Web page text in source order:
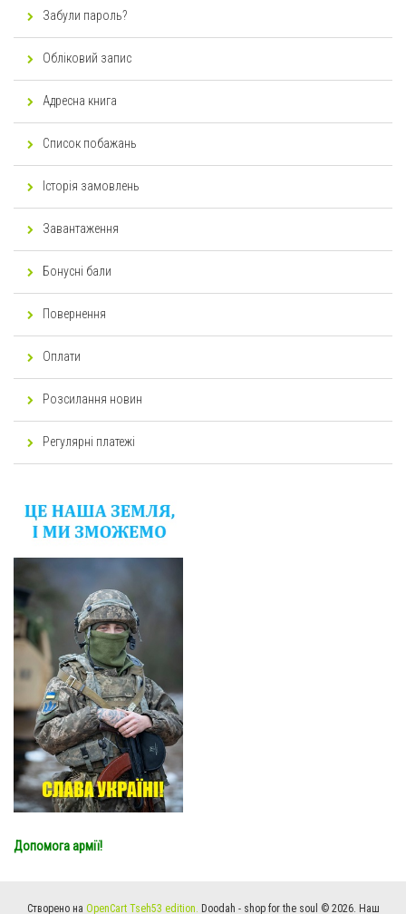
Забули пароль?
Обліковий запис
Адресна книга
Список побажань
Історія замовлень
Завантаження
Бонусні бали
Повернення
Оплати
Розсилання новин
Регулярні платежі
Допомога армії!
Створено на OpenCart Tseh53 edition. Doodah - shop for the soul © 2026. Наш